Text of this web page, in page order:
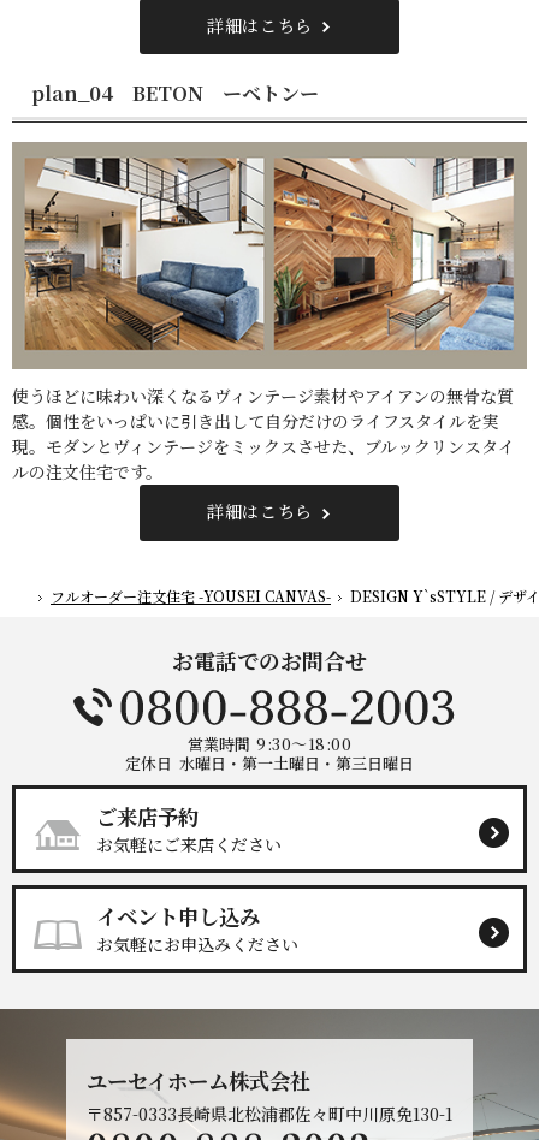
詳細はこちら
plan_04 BETON ーベトンー
使うほどに味わい深くなるヴィンテージ素材やアイアンの無骨な質
感。個性をいっぱいに引き出して自分だけのライフスタイルを実
現。モダンとヴィンテージをミックスさせた、ブルックリンスタイ
ルの注文住宅です。
詳細はこちら
ホーム
フルオーダー注文住宅 -YOUSEI CANVAS- DESIGN Y`sSTYLE / デザ
お電話でのお問合せ
営業時間 9:30～18:00
定休日 水曜日・第一土曜日・第三日曜日
ご来店予約
お気軽にご来店ください
イベント申し込み
お気軽にお申込みください
ユーセイホーム株式会社
〒857-0333長崎県北松浦郡佐々町中川原免130-1